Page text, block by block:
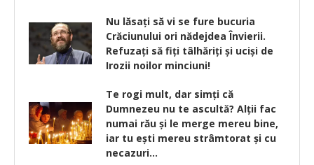
Nu lăsați să vi se fure bucuria
Crăciunului ori nădejdea Învierii.
Refuzați să fiți tâlhăriți și uciși de
Irozii noilor minciuni!
Te rogi mult, dar simţi că
Dumnezeu nu te ascultă? Alţii fac
numai rău şi le merge mereu bine,
iar tu eşti mereu strâmtorat şi cu
necazuri…